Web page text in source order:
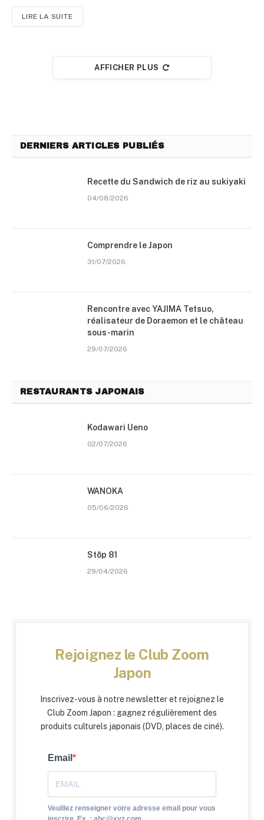
LIRE LA SUITE
AFFICHER PLUS
DERNIERS ARTICLES PUBLIÉS
Recette du Sandwich de riz au sukiyaki
04/08/2026
Comprendre le Japon
31/07/2026
Rencontre avec YAJIMA Tetsuo,
réalisateur de Doraemon et le château
sous-marin
29/07/2026
RESTAURANTS JAPONAIS
Kodawari Ueno
02/07/2026
WANOKA
05/06/2026
Stōp 81
29/04/2026
Rejoignez le Club Zoom
Japon
Inscrivez-vous à notre newsletter et rejoignez le
Club Zoom Japon : gagnez régulièrement des
produits culturels japonais (DVD, places de ciné).
Email
Veuillez renseigner votre adresse email pour vous